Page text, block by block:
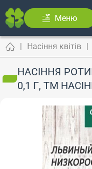
Меню
Насіння квітів
НАСІННЯ
0,1 Г, ТМ